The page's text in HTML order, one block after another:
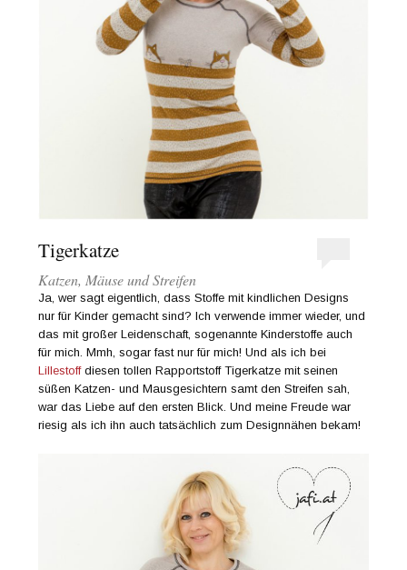
Tigerkatze
Katzen, Mäuse und Streifen
Ja, wer sagt eigentlich, dass Stoffe mit kindlichen Designs
nur für Kinder gemacht sind? Ich verwende immer wieder, und
das mit großer Leidenschaft, sogenannte Kinderstoffe auch
für mich. Mmh, sogar fast nur für mich! Und als ich bei
Lillestoffdiesen tollen Rapportstoff Tigerkatze mit seinen
süßen Katzen- und Mausgesichtern samt den Streifen sah,
war das Liebe auf den ersten Blick. Und meine Freude war
riesig als ich ihn auch tatsächlich zum Designnähen bekam!